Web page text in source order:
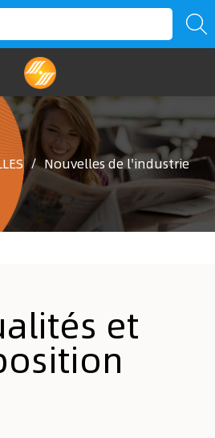
/ Nouvelles de l'industrie
et